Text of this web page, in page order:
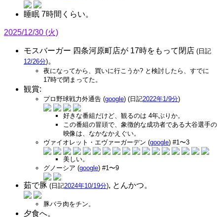
睡眠 7時間くらい。
2025/12/30 (火)
モスバーガー 四条河原町店が 17時をもって閉店 (日記
12/26分)。
夜になってから、買いに行こうか? と検討したら、すでに
17時で閉まってた。
観賞:
プロ野球戦力外通告 (google) (日記2022年1/9分)
好きな番組だけど、観るのは 4年ぶりか。
この番組の冒頭で、象徴的な成功者である大谷選手の
映像は、なかなかえぐい。
ヴァイオレット・エヴァーガーデン (google) #1〜3
美しい。
グノーシア (google) #1〜9
茹で豚 (日記2024年10/19分), とんかつ。
豚バラ肉をチン。
夕食へ。